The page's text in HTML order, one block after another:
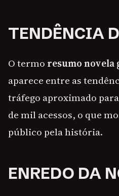
TENDÊNCIA
O termo resumo
aparece entre as
tráfego aproximado
de mil acessos, o que
público pela história.
ENREDO DA